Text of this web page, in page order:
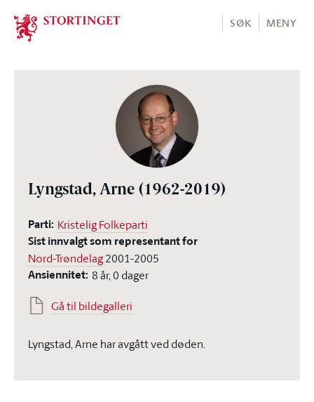
Stortinget.no
SØK MENY
Lyngstad, Arne (1962-2019)
Parti: Kristelig Folkeparti
Sist innvalgt som representant for
Nord-Trøndelag2001-2005
Ansiennitet: 8 år, 0 dager
Gå til bildegalleri
Lyngstad, Arne har avgått ved døden.